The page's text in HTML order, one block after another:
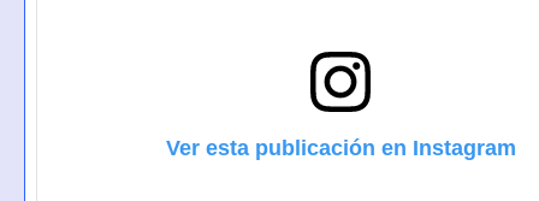
Ver esta publicación en Instagram